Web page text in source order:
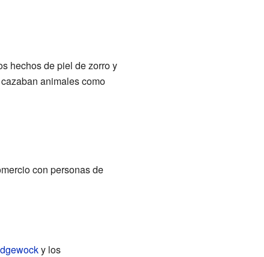
hechos de piel de zorro y
animales como
con personas de
y los